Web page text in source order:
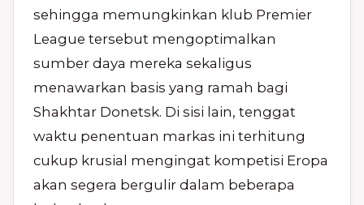
sehingga memungkinkan klub Premier
League tersebut mengoptimalkan
sumber daya mereka sekaligus
menawarkan basis yang ramah bagi
Shakhtar Donetsk. Di sisi lain, tenggat
waktu penentuan markas ini terhitung
cukup krusial mengingat kompetisi Eropa
akan segera bergulir dalam beberapa